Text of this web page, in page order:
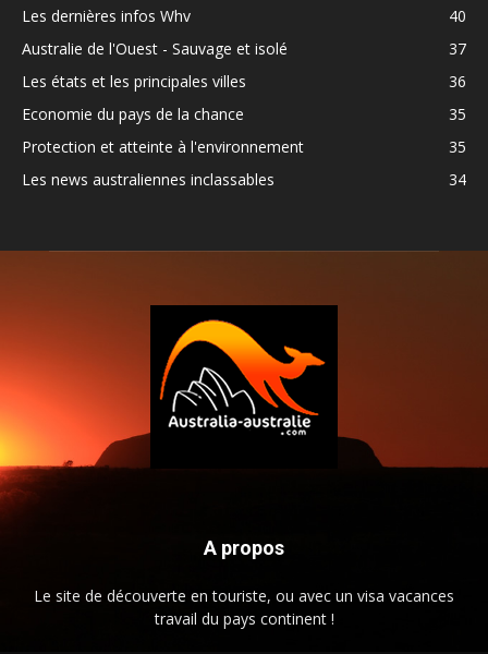
Les dernières infos Whv
40
Australie de l'Ouest - Sauvage et isolé
37
Les états et les principales villes
36
Economie du pays de la chance
35
Protection et atteinte à l'environnement
35
Les news australiennes inclassables
34
A propos
Le site de découverte en touriste, ou avec un visa vacances
travail du pays continent !